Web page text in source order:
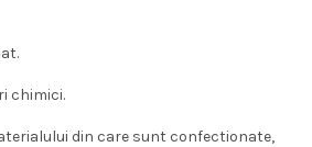
chimici.
din care sunt confectionate,